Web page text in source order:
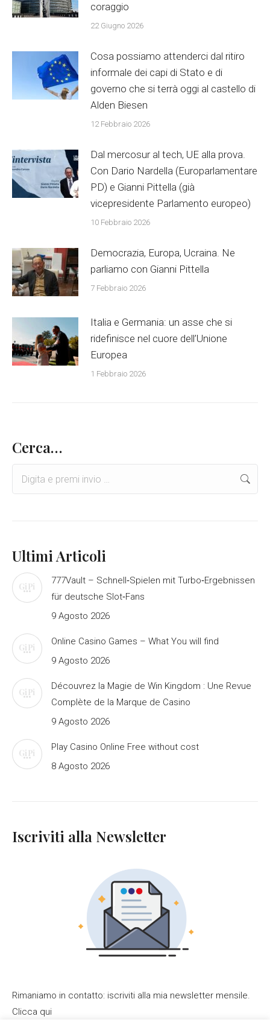
coraggio
22 Giugno 2026
Cosa possiamo attenderci dal ritiro
informale dei capi di Stato e di
governo che si terrà oggi al castello di
Alden Biesen
12 Febbraio 2026
Dal mercosur al tech, UE alla prova.
Con Dario Nardella (Europarlamentare
PD) e Gianni Pittella (già
vicepresidente Parlamento europeo)
10 Febbraio 2026
Democrazia, Europa, Ucraina. Ne
parliamo con Gianni Pittella
7 Febbraio 2026
Italia e Germania: un asse che si
ridefinisce nel cuore dell’Unione
Europea
1 Febbraio 2026
Cerca…
Ultimi Articoli
777Vault – Schnell‑Spielen mit Turbo‑Ergebnissen
für deutsche Slot‑Fans
9 Agosto 2026
Online Casino Games – What You will find
9 Agosto 2026
Découvrez la Magie de Win Kingdom : Une Revue
Complète de la Marque de Casino
9 Agosto 2026
Play Casino Online Free without cost
8 Agosto 2026
Iscriviti alla Newsletter
Rimaniamo in contatto: iscriviti alla mia newsletter mensile.
Clicca qui